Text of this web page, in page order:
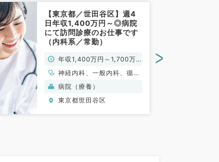
【東京都／世田谷区】週4
日年収1,400万円～◎病院
にて訪問診療のお仕事です
（内科系／常勤）
年収1,400万円～1,700万
円
神経内科、一般内科、循環
器内科、呼吸器内科、消化
器内科
病院（療養）
東京都世田谷区
>